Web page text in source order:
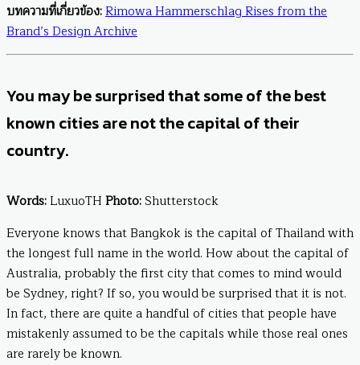
บทความที่เกี่ยวข้อง:Rimowa Hammerschlag Rises from the
Brand’s Design Archive
You may be surprised that some of the best
known cities are not the capital of their
country.
Words:LuxuoTH Photo:Shutterstock
Everyone knows that Bangkok is the capital of Thailand with
the longest full name in the world. How about the capital of
Australia, probably the first city that comes to mind would
be Sydney, right? If so, you would be surprised that it is not.
In fact, there are quite a handful of cities that people have
mistakenly assumed to be the capitals while those real ones
are rarely be known.